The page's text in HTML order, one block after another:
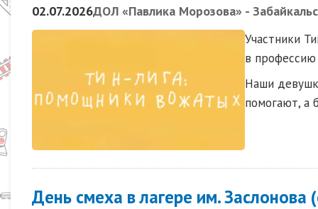
02.07.2026ДОЛ «Павлика Морозова» -
Участники
в профессию
Наши
помогают, а
День смеха в лагере им. Заслонова